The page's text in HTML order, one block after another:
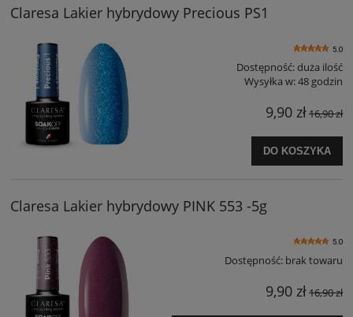
Claresa Lakier hybrydowy Precious PS1
5.0
Dostępność:duża ilość
Wysyłka w:48 godzin
9,90 zł16,90 zł
DO KOSZYKA
Claresa Lakier hybrydowy PINK 553 -5g
5.0
Dostępność: brak towaru
9,90 zł16,90 zł